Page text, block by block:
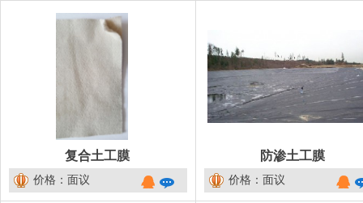
复合土工膜
价格：面议
防渗土工膜
价格：面议